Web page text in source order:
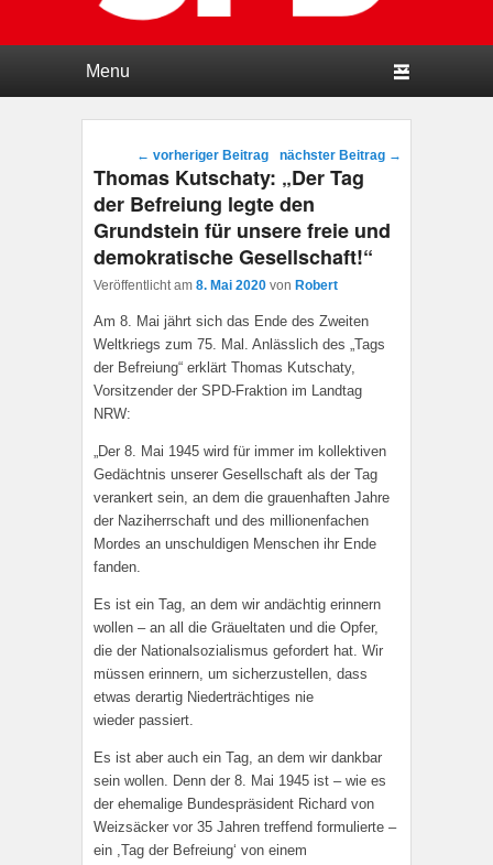
Beitragsnavigation
← vorheriger Beitrag nächster Beitrag →
Thomas Kutschaty: „Der Tag
der Befreiung legte den
Grundstein für unsere freie und
demokratische Gesellschaft!“
Veröffentlicht am 8. Mai 2020 von Robert
Am 8. Mai jährt sich das Ende des Zweiten
Weltkriegs zum 75. Mal. Anlässlich des „Tags
der Befreiung“ erklärt Thomas Kutschaty,
Vorsitzender der SPD-Fraktion im Landtag
NRW:
„Der 8. Mai 1945 wird für immer im kollektiven
Gedächtnis unserer Gesellschaft als der Tag
verankert sein, an dem die grauenhaften Jahre
der Naziherrschaft und des millionenfachen
Mordes an unschuldigen Menschen ihr Ende
fanden.
Es ist ein Tag, an dem wir andächtig erinnern
wollen – an all die Gräueltaten und die Opfer,
die der Nationalsozialismus gefordert hat. Wir
müssen erinnern, um sicherzustellen, dass
etwas derartig Niederträchtiges nie
wieder passiert.
Es ist aber auch ein Tag, an dem wir dankbar
sein wollen. Denn der 8. Mai 1945 ist – wie es
der ehemalige Bundespräsident Richard von
Weizsäcker vor 35 Jahren treffend formulierte –
ein ,Tag der Befreiung‘ von einem